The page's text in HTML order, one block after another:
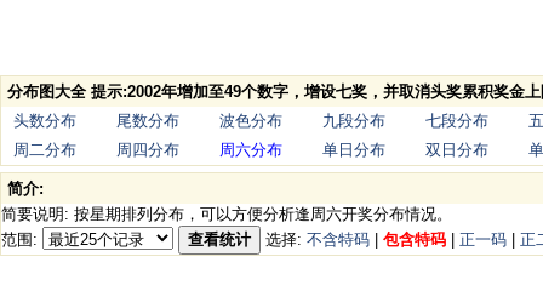
分布图大全 提示:2002年增加至49个数字，增设七奖，并取消头奖累积奖金
头数分布
尾数分布 波色分布 九段分布 七段分布
周二分布
周四分布 周六分布 单日分布 双日分布
简介:
简要说明: 按星期排列分布，可以方便分析逢周六开奖分布情况。
范围:
查看统计 选择: 不含特码 包含特码 正一码 正